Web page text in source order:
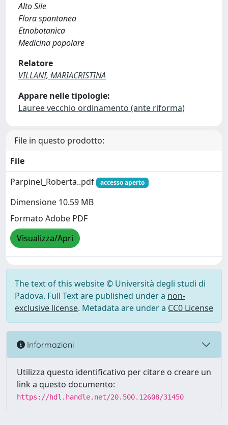
Alto Sile
Flora spontanea
Etnobotanica
Medicina popolare
Relatore
VILLANI, MARIACRISTINA
Appare nelle tipologie:
Lauree vecchio ordinamento (ante riforma)
File in questo prodotto:
File
Parpinel_Roberta..pdf
accesso aperto
Dimensione 10.59 MB
Formato Adobe PDF
Visualizza/Apri
The text of this website © Università degli studi di
Padova. Full Text are published under a non-
exclusive license. Metadata are under a CC0 License
Informazioni
Utilizza questo identificativo per citare o creare un
link a questo documento:
https://hdl.handle.net/20.500.12608/31450